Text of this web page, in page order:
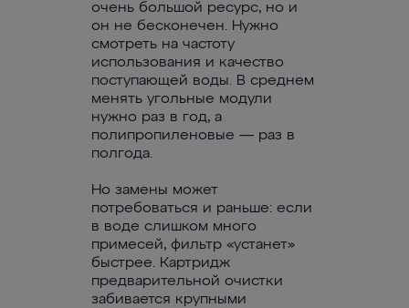
очень большой ресурс, но и
он не бесконечен. Нужно
смотреть на частоту
использования и качество
поступающей воды. В среднем
менять угольные модули
нужно раз в год, а
полипропиленовые — раз в
полгода.
Но замены может
потребоваться и раньше: если
в воде слишком много
примесей, фильтр «устанет»
быстрее. Картридж
предварительной очистки
забивается крупными